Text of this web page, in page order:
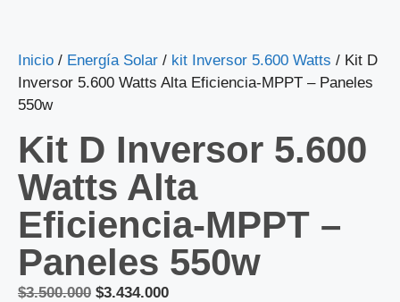
Inicio / Energía Solar / kit Inversor 5.600 Watts / Kit D
Inversor 5.600 Watts Alta Eficiencia-MPPT – Paneles
550w
Kit D Inversor 5.600
Watts Alta
Eficiencia-MPPT –
Paneles 550w
$3.500.000 $3.434.000